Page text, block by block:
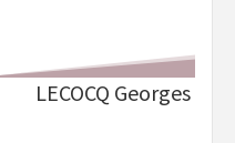
LECOCQ Georges